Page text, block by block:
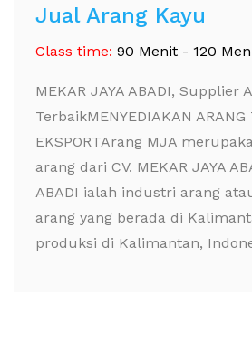
Jual Arang Kayu
Class time: 90 Menit - 120
MEKAR JAYA ABADI, Supplier
TerbaikMENYEDIAKAN
EKSPORTArang MJA
arang dari CV. MEKAR JAYA
ABADI ialah industri arang
arang yang berada di
produksi di Kalimantan,